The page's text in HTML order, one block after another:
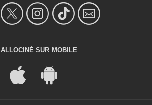
ALLOCINÉ SUR MOBILE